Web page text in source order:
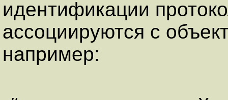
идентификации
ассоциируются с
например: